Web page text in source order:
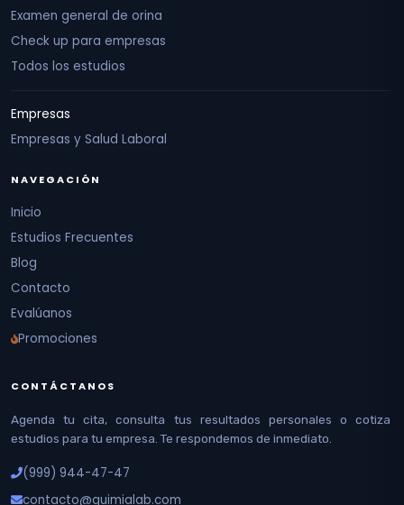
Examen general de orina
Check up para empresas
Todos los estudios
Empresas
Empresas y Salud Laboral
NAVEGACIÓN
Inicio
Estudios Frecuentes
Blog
Contacto
Evalúanos
Promociones
CONTÁCTANOS
Agenda tu cita, consulta tus resultados personales o cotiza
estudios para tu empresa. Te respondemos de inmediato.
(999) 944-47-47
contacto@quimialab.com